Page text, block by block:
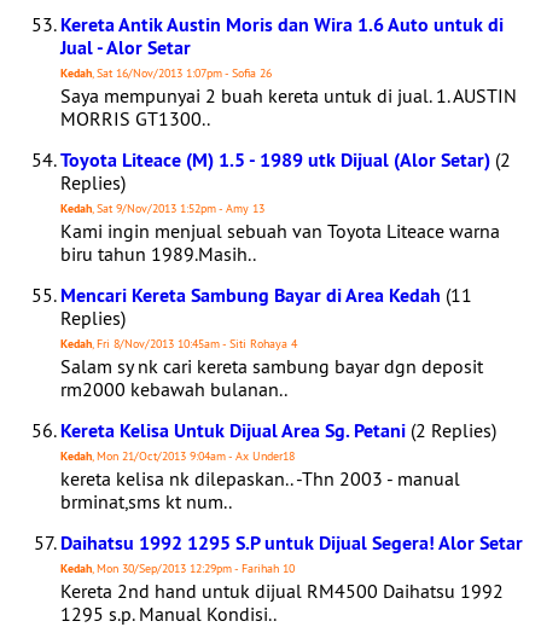
Kereta Antik Austin Moris dan Wira 1.6 Auto untuk di
Jual - Alor Setar
Kedah, Sat 16/Nov/2013 1:07pm - Sofia 26
Saya mempunyai 2 buah kereta untuk di jual. 1. AUSTIN
MORRIS GT1300..
Toyota Liteace (M) 1.5 - 1989 utk Dijual (Alor Setar) (2
Replies)
Kedah, Sat 9/Nov/2013 1:52pm - Amy 13
Kami ingin menjual sebuah van Toyota Liteace warna
biru tahun 1989.Masih..
Mencari Kereta Sambung Bayar di Area Kedah (11
Replies)
Kedah, Fri 8/Nov/2013 10:45am - Siti Rohaya 4
Salam sy nk cari kereta sambung bayar dgn deposit
rm2000 kebawah bulanan..
Kereta Kelisa Untuk Dijual Area Sg. Petani (2 Replies)
Kedah, Mon 21/Oct/2013 9:04am - Ax Under18
kereta kelisa nk dilepaskan.. -Thn 2003 - manual
brminat,sms kt num..
Daihatsu 1992 1295 S.P untuk Dijual Segera! Alor Setar
Kedah, Mon 30/Sep/2013 12:29pm - Farihah 10
Kereta 2nd hand untuk dijual RM4500 Daihatsu 1992
1295 s.p. Manual Kondisi..